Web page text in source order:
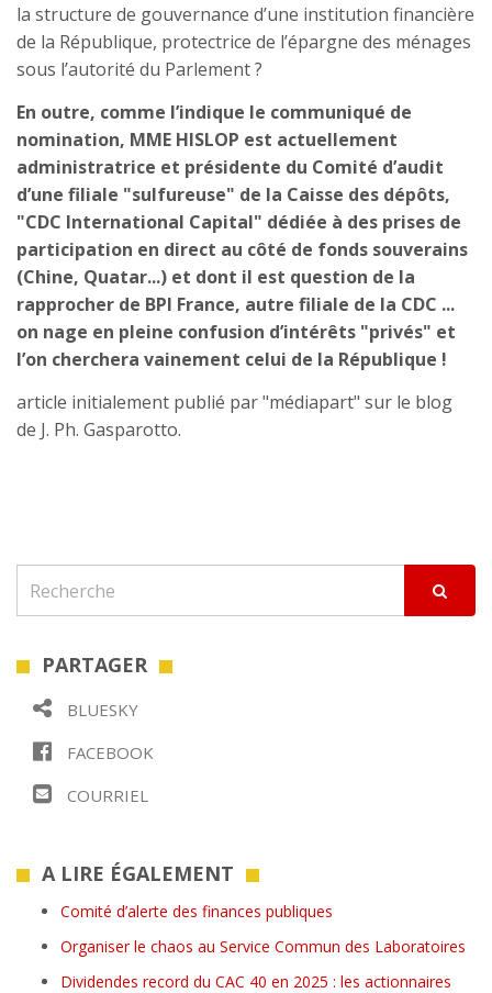
la structure de gouvernance d’une institution financière
de la République, protectrice de l’épargne des ménages
sous l’autorité du Parlement ?
En outre, comme l’indique le communiqué de
nomination, MME HISLOP est actuellement
administratrice et présidente du Comité d’audit
d’une filiale "sulfureuse" de la Caisse des dépôts,
"CDC International Capital" dédiée à des prises de
participation en direct au côté de fonds souverains
(Chine, Quatar...) et dont il est question de la
rapprocher de BPI France, autre filiale de la CDC ...
on nage en pleine confusion d’intérêts "privés" et
l’on cherchera vainement celui de la République !
article initialement publié par "médiapart" sur le blog
de J. Ph. Gasparotto.
PARTAGER
BLUESKY
FACEBOOK
COURRIEL
A LIRE ÉGALEMENT
Comité d’alerte des finances publiques
Organiser le chaos au Service Commun des Laboratoires
Dividendes record du CAC 40 en 2025 : les actionnaires